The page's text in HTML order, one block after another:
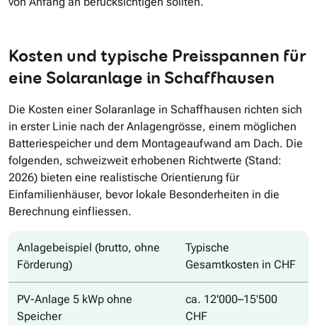
Kosten und typische Preisspannen für
eine Solaranlage in Schaffhausen
Die Kosten einer Solaranlage in Schaffhausen richten sich
in erster Linie nach der Anlagengrösse, einem möglichen
Batteriespeicher und dem Montageaufwand am Dach. Die
folgenden, schweizweit erhobenen Richtwerte (Stand:
2026) bieten eine realistische Orientierung für
Einfamilienhäuser, bevor lokale Besonderheiten in die
Berechnung einfliessen.
Anlagebeispiel (brutto, ohne
Förderung)
Typische
Gesamtkosten in CHF
PV-Anlage 5 kWp ohne
Speicher
ca. 12'000–15'500
CHF